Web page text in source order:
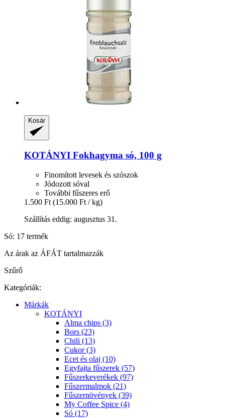
Kosár
KOTÁNYI Fokhagyma só, 100 g
Finomított levesek és szószok
Jódozott sóval
További fűszeres erő
1.500 Ft (15.000 Ft / kg)
Szállítás eddig: augusztus 31.
Só: 17 termék
Az árak az ÁFÁT tartalmazzák
Szűrő
Kategóriák:
Márkák
KOTÁNYI
Alma chips (3)
Bors (23)
Chili (13)
Cukor (3)
Ecet és olaj (10)
Egyfajta fűszerek (57)
Fűszerkeverékek (97)
Fűszermalmok (21)
Fűszernövények (39)
My Coffee Spice (4)
Só (17)